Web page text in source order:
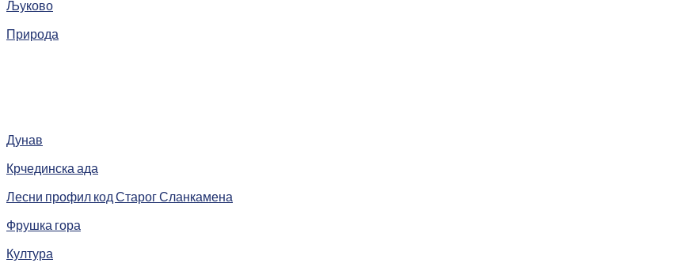
Љуково
Природа
Дунав
Крчединска ада
Лесни профил код Старог Сланкамена
Фрушка гора
Култура